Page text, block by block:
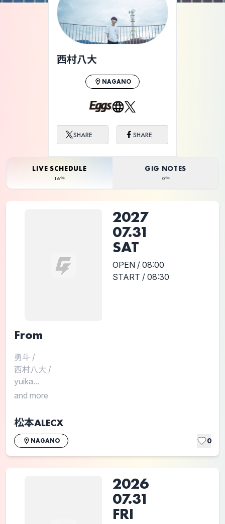
ライブ体験をもっと楽しく、もっと便利
西村八大
NAGANO
SHARE SHARE
LIVE SCHEDULE
16件
GIG NOTES
0件
2027
07.31
SAT
OPEN / 08:00
START / 08:30
From
勇斗 /
西村八大 /
yuika...
and more
松本ALECX
NAGANO 0
2026
07.31
FRI